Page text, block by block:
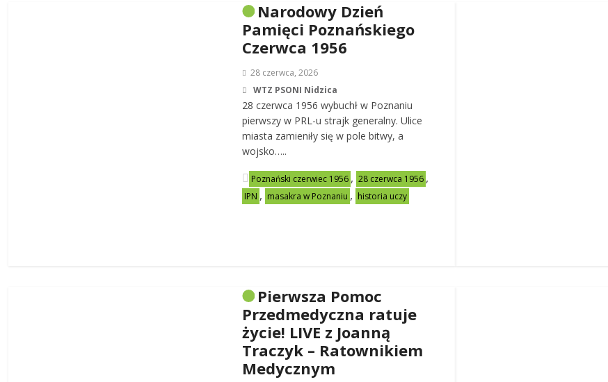
Narodowy Dzień
Pamięci Poznańskiego
Czerwca 1956
28 czerwca, 2026
WTZ PSONI Nidzica
28 czerwca 1956 wybuchł w Poznaniu
pierwszy w PRL-u strajk generalny. Ulice
miasta zamieniły się w pole bitwy, a
wojsko…..
Poznański czerwiec 1956 , 28 czerwca 1956 ,
IPN , masakra w Poznaniu , historia uczy
Pierwsza Pomoc
Przedmedyczna ratuje
życie! LIVE z Joanną
Traczyk – Ratownikiem
Medycznym